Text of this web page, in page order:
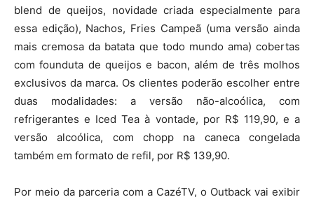
blend de queijos, novidade criada especialmente para
essa edição), Nachos, Fries Campeã (uma versão ainda
mais cremosa da batata que todo mundo ama) cobertas
com founduta de queijos e bacon, além de três molhos
exclusivos da marca. Os clientes poderão escolher entre
duas modalidades: a versão não-alcoólica, com
refrigerantes e Iced Tea à vontade, por R$ 119,90, e a
versão alcoólica, com chopp na caneca congelada
também em formato de refil, por R$ 139,90.
Por meio da parceria com a CazéTV, o Outback vai exibir